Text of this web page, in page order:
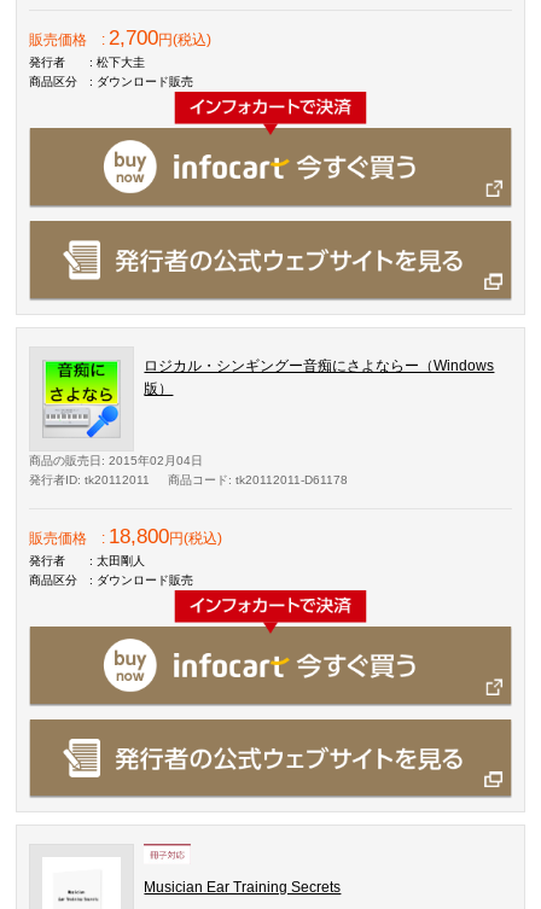
販売価格 :2,700円(税込)
発行者
: 松下大圭
商品区分
: ダウンロード販売
ロジカル・シンギングー音痴にさよならー（Windows
版）
商品の販売日 : 2015年02月04日
発行者ID: tk20112011 商品コード: tk20112011-D61178
販売価格 : 18,800円(税込)
発行者
: 太田剛人
商品区分
: ダウンロード販売
Musician Ear Training Secrets